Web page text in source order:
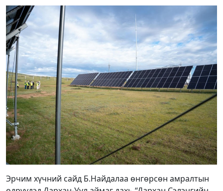
Эрчим хүчний сайд Б.Найдалаа өнгөрсөн амралтын